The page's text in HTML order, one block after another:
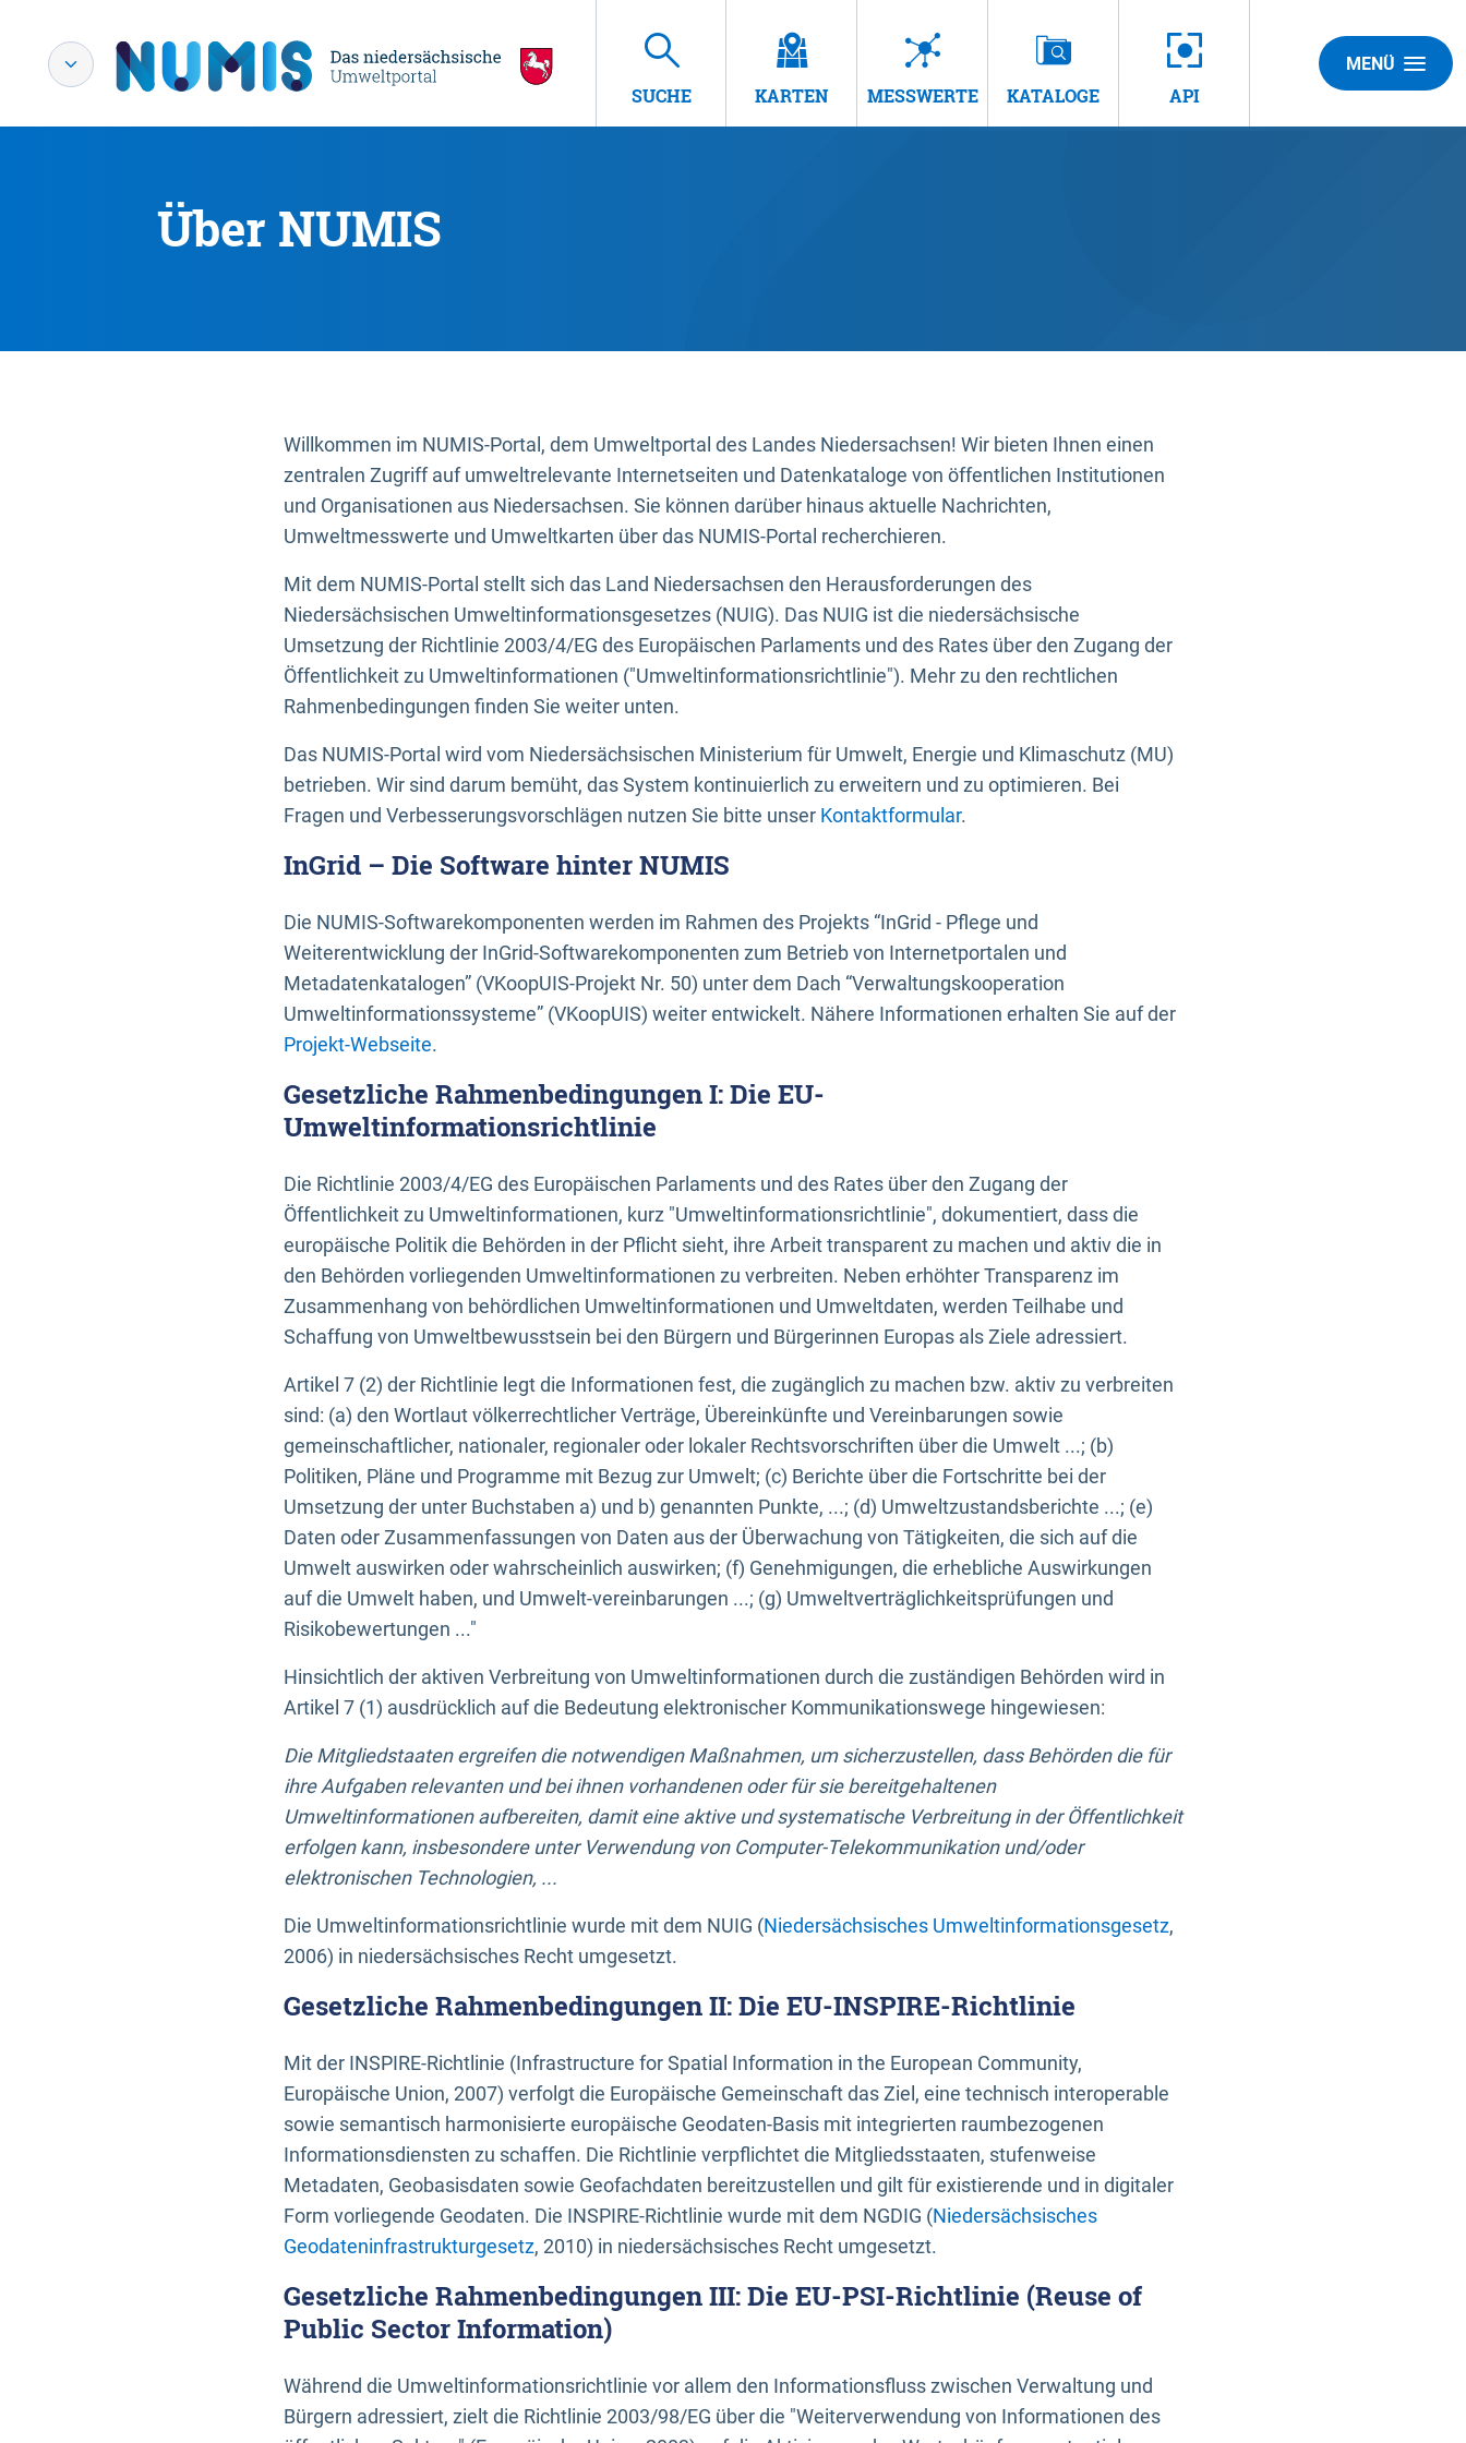
SUCHE KARTEN MESSWERTE KATALOGE API
MENÜ
Über NUMIS
Willkommen im NUMIS-Portal, dem Umweltportal des Landes Niedersachsen! Wir bieten Ihnen einen
zentralen Zugriff auf umweltrelevante Internetseiten und Datenkataloge von öffentlichen Institutionen
und Organisationen aus Niedersachsen. Sie können darüber hinaus aktuelle Nachrichten,
Umweltmesswerte und Umweltkarten über das NUMIS-Portal recherchieren.
Mit dem NUMIS-Portal stellt sich das Land Niedersachsen den Herausforderungen des
Niedersächsischen Umweltinformationsgesetzes (NUIG). Das NUIG ist die niedersächsische
Umsetzung der Richtlinie 2003/4/EG des Europäischen Parlaments und des Rates über den Zugang der
Öffentlichkeit zu Umweltinformationen ("Umweltinformationsrichtlinie"). Mehr zu den rechtlichen
Rahmenbedingungen finden Sie weiter unten.
Das NUMIS-Portal wird vom Niedersächsischen Ministerium für Umwelt, Energie und Klimaschutz (MU)
betrieben. Wir sind darum bemüht, das System kontinuierlich zu erweitern und zu optimieren. Bei
Fragen und Verbesserungsvorschlägen nutzen Sie bitte unser Kontaktformular.
InGrid – Die Software hinter NUMIS
Die NUMIS-Softwarekomponenten werden im Rahmen des Projekts “InGrid - Pflege und
Weiterentwicklung der InGrid-Softwarekomponenten zum Betrieb von Internetportalen und
Metadatenkatalogen” (VKoopUIS-Projekt Nr. 50) unter dem Dach “Verwaltungskooperation
Umweltinformationssysteme” (VKoopUIS) weiter entwickelt. Nähere Informationen erhalten Sie auf der
Projekt-Webseite.
Gesetzliche Rahmenbedingungen I: Die EU-
Umweltinformationsrichtlinie
Die Richtlinie 2003/4/EG des Europäischen Parlaments und des Rates über den Zugang der
Öffentlichkeit zu Umweltinformationen, kurz "Umweltinformationsrichtlinie", dokumentiert, dass die
europäische Politik die Behörden in der Pflicht sieht, ihre Arbeit transparent zu machen und aktiv die in
den Behörden vorliegenden Umweltinformationen zu verbreiten. Neben erhöhter Transparenz im
Zusammenhang von behördlichen Umweltinformationen und Umweltdaten, werden Teilhabe und
Schaffung von Umweltbewusstsein bei den Bürgern und Bürgerinnen Europas als Ziele adressiert.
Artikel 7 (2) der Richtlinie legt die Informationen fest, die zugänglich zu machen bzw. aktiv zu verbreiten
sind: (a) den Wortlaut völkerrechtlicher Verträge, Übereinkünfte und Vereinbarungen sowie
gemeinschaftlicher, nationaler, regionaler oder lokaler Rechtsvorschriften über die Umwelt ...; (b)
Politiken, Pläne und Programme mit Bezug zur Umwelt; (c) Berichte über die Fortschritte bei der
Umsetzung der unter Buchstaben a) und b) genannten Punkte, ...; (d) Umweltzustandsberichte ...; (e)
Daten oder Zusammenfassungen von Daten aus der Überwachung von Tätigkeiten, die sich auf die
Umwelt auswirken oder wahrscheinlich auswirken; (f) Genehmigungen, die erhebliche Auswirkungen
auf die Umwelt haben, und Umwelt-vereinbarungen ...; (g) Umweltverträglichkeitsprüfungen und
Risikobewertungen ..."
Hinsichtlich der aktiven Verbreitung von Umweltinformationen durch die zuständigen Behörden wird in
Artikel 7 (1) ausdrücklich auf die Bedeutung elektronischer Kommunikationswege hingewiesen:
Die Mitgliedstaaten ergreifen die notwendigen Maßnahmen, um sicherzustellen, dass Behörden die für
ihre Aufgaben relevanten und bei ihnen vorhandenen oder für sie bereitgehaltenen
Umweltinformationen aufbereiten, damit eine aktive und systematische Verbreitung in der Öffentlichkeit
erfolgen kann, insbesondere unter Verwendung von Computer-Telekommunikation und/oder
elektronischen Technologien, ...
Die Umweltinformationsrichtlinie wurde mit dem NUIG (Niedersächsisches Umweltinformationsgesetz,
2006) in niedersächsisches Recht umgesetzt.
Gesetzliche Rahmenbedingungen II: Die EU-INSPIRE-Richtlinie
Mit der INSPIRE-Richtlinie (Infrastructure for Spatial Information in the European Community,
Europäische Union, 2007) verfolgt die Europäische Gemeinschaft das Ziel, eine technisch interoperable
sowie semantisch harmonisierte europäische Geodaten-Basis mit integrierten raumbezogenen
Informationsdiensten zu schaffen. Die Richtlinie verpflichtet die Mitgliedsstaaten, stufenweise
Metadaten, Geobasisdaten sowie Geofachdaten bereitzustellen und gilt für existierende und in digitaler
Form vorliegende Geodaten. Die INSPIRE-Richtlinie wurde mit dem NGDIG (Niedersächsisches
Geodateninfrastrukturgesetz, 2010) in niedersächsisches Recht umgesetzt.
Gesetzliche Rahmenbedingungen III: Die EU-PSI-Richtlinie (Reuse of
Public Sector Information)
Während die Umweltinformationsrichtlinie vor allem den Informationsfluss zwischen Verwaltung und
Bürgern adressiert, zielt die Richtlinie 2003/98/EG über die "Weiterverwendung von Informationen des